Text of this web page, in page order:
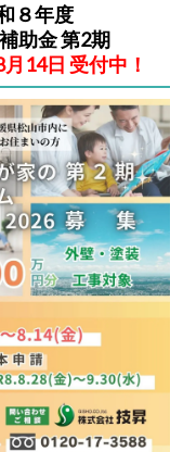
８年度
助金 第2期
14日 受付中！